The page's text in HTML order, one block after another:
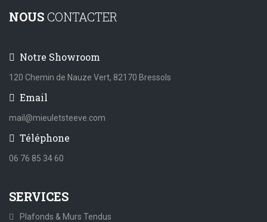
NOUSCONTACTER
Notre Showroom
120 Chemin de Nauze Vert, 82170 Bressols
Email
mail@mieuletsteeve.com
Téléphone
06 76 85 34 60
SERVICES
Plafonds & Murs Tendus